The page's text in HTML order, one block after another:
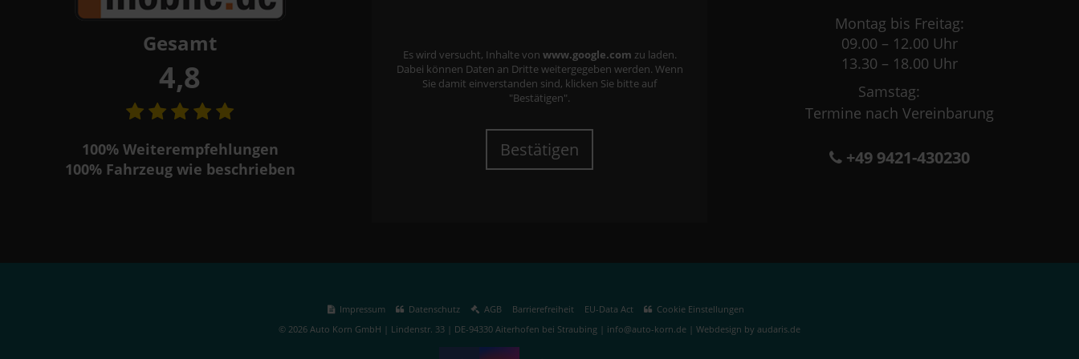
Gesamt
4,8
100%Weiterempfehlungen
100%Fahrzeug wie beschrieben
Es wird versucht, Inhalte von www.google.com zu laden.
Dabei können Daten an Dritte weitergegeben werden. Wenn
Sie damit einverstanden sind, klicken Sie bitte auf
"Bestätigen".
Bestätigen
Montag bis Freitag:
09.00 – 12.00 Uhr
13.30 – 18.00 Uhr
Samstag:
Termine nach Vereinbarung
+49 9421-430230
Impressum Datenschutz AGB Barrierefreiheit EU-Data Act
Cookie Einstellungen
© 2026 Auto Korn GmbH | Lindenstr. 33 | DE-94330 Aiterhofen bei Straubing | info@auto-korn.de | Webdesign by audaris.de